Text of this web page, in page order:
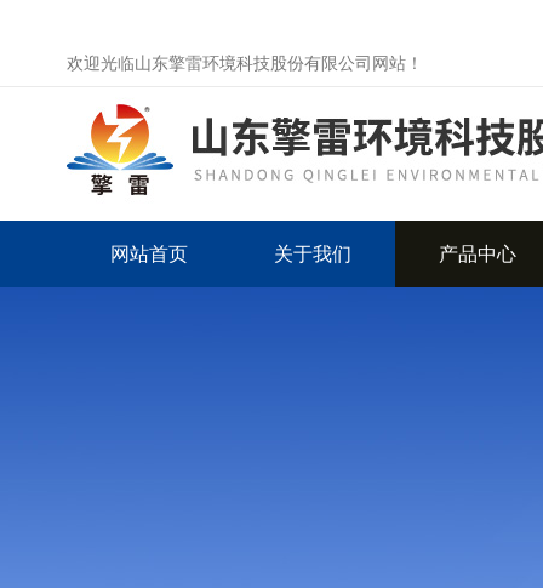
欢迎光临山东擎雷环境科技股份有限公司网站！
网站首页 关于我们 产品中心